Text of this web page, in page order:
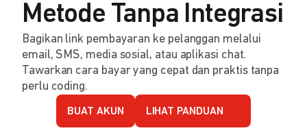
Metode Tanpa Integrasi
Bagikan link pembayaran ke pelanggan melalui
email, SMS, media sosial, atau aplikasi chat.
Tawarkan cara bayar yang cepat dan praktis tanpa
perlu coding.
BUAT AKUN LIHAT PANDUAN